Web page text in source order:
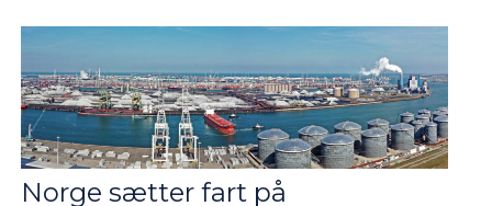
Norge sætter fart på